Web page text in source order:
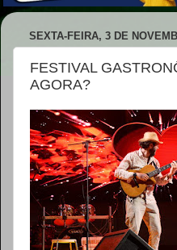
SEXTA-FEIRA, 3 DE
FESTIVAL
AGORA?